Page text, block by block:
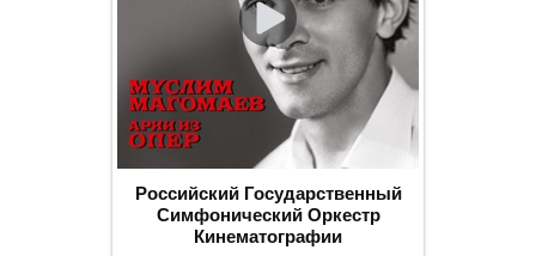
Российский Государственный
Симфонический Оркестр
Кинематографии